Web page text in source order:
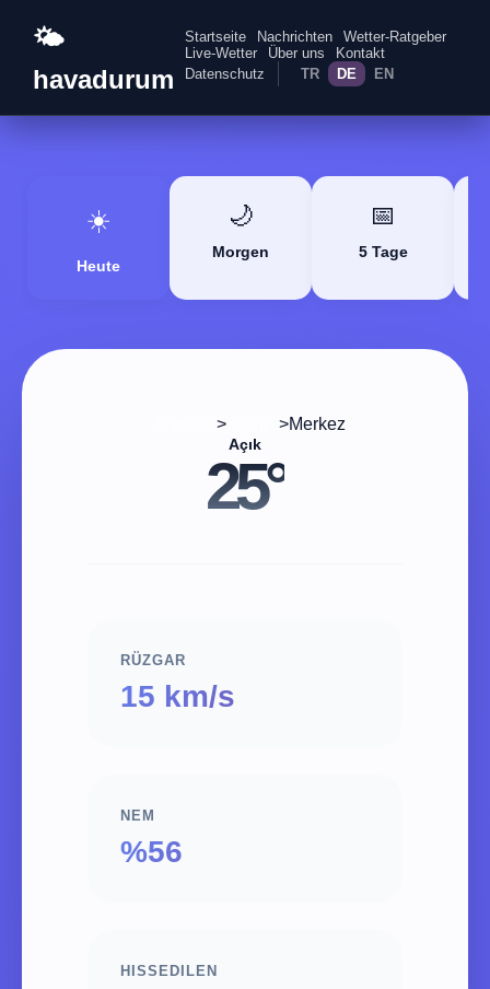
🌤️
havadurum
Startseite Nachrichten
Wetter-Ratgeber
Live-Wetter
Über uns
Kontakt
Datenschutz
TR DE EN
☀️
Heute
🌙
Morgen
📅
5 Tage
> >Merkez
Açık
25°
RÜZGAR
15 km/s
NEM
%56
HISSEDILEN